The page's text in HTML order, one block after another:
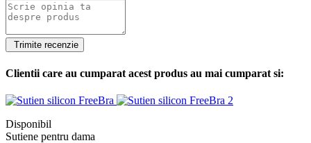
Clientii care au cumparat acest produs au mai cumparat si:
Disponibil
Sutiene pentru dama